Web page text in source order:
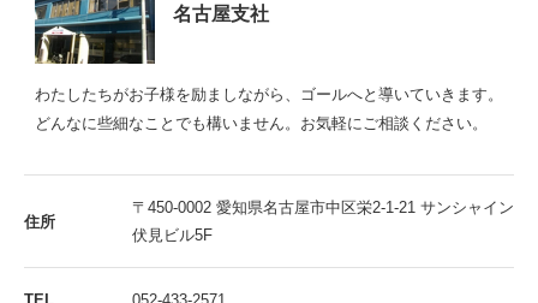
名古屋支社
わたしたちがお子様を励ましながら、ゴールへと導いていきます。
どんなに些細なことでも構いません。お気軽にご相談ください。
住所
〒450-0002 愛知県名古屋市中区栄2-1-21 サンシャイン
伏見ビル5F